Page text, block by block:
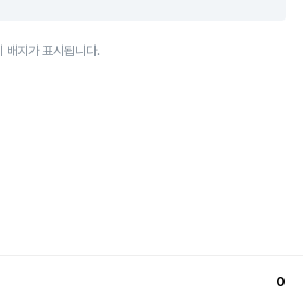
배지가 표시됩니다.
0